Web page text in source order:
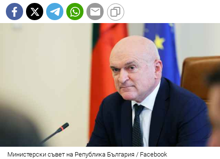
Министерски съвет на Република България / Facebook